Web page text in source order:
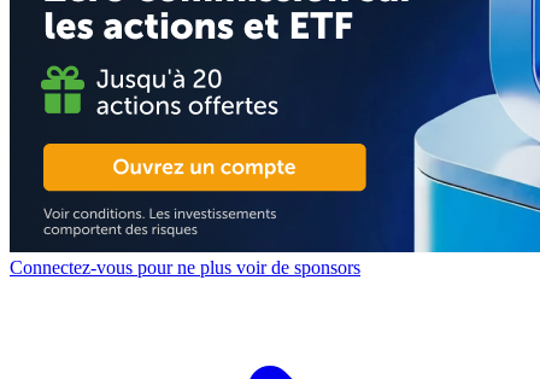
Connectez-vous pour ne plus voir de sponsors